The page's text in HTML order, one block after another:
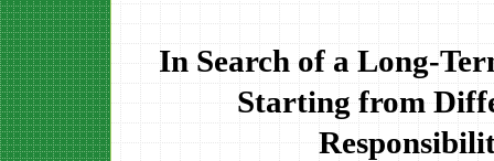
In Search of aLong-
Starting from